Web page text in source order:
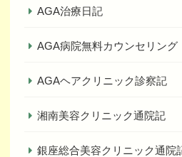
AGA治療日記
AGA病院無料カウンセリング
AGAヘアクリニック診察記
湘南美容クリニック通院記
銀座総合美容クリニック通院